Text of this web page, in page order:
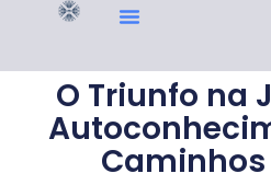
O Triunfo na
Caminhos